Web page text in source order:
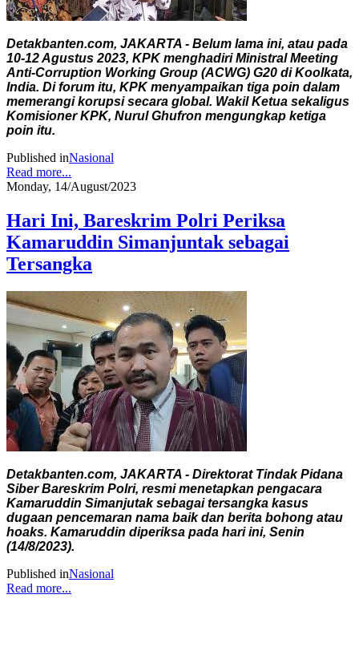
Detakbanten.com, JAKARTA - Belum lama ini, atau pada
10-12 Agustus 2023, KPK menghadiri Ministral Meeting
Anti-Corruption Working Group (ACWG) G20 di Koolkata,
India. Di forum itu, KPK menyampaikan tiga poin dalam
memerangi korupsi secara global. Wakil Ketua sekaligus
Komisioner KPK, Nurul Ghufron mengungkap ketiga
poin itu.
Published inNasional
Read more...
Monday, 14/August/2023
Hari Ini, Bareskrim Polri Periksa
Kamaruddin Simanjuntak sebagai
Tersangka
Detakbanten.com, JAKARTA - Direktorat Tindak Pidana
Siber Bareskrim Polri, resmi menetapkan pengacara
Kamaruddin Simanjutak sebagai tersangka kasus
dugaan pencemaran nama baik dan berita bohong atau
hoaks. Kamaruddin diperiksa pada hari ini, Senin
(14/8/2023).
Published inNasional
Read more...